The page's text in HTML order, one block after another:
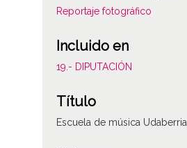
Reportaje fotográfico
Incluido en
19.- DIPUTACIÓN
Título
Escuela de música Udaberria